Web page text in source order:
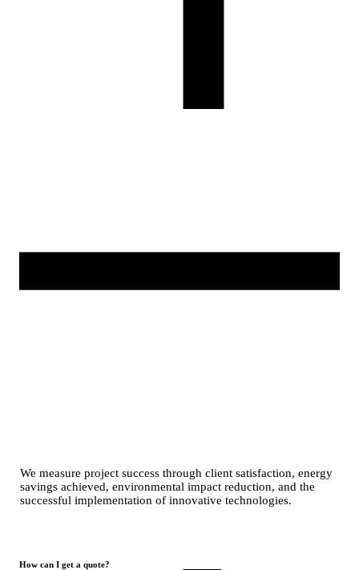
We measure project success through client satisfaction, energy
savings achieved, environmental impact reduction, and the
successful implementation of innovative technologies.
How can I get a quote?